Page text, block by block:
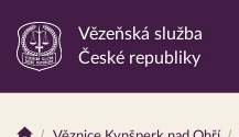
Odkaz
stránku
Vězeňská služba
České republiky